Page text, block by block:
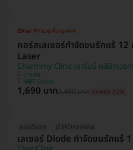
คอร์สเลเซอร์กำจัดขนรักแร้ 12
Laser
Charmmy Clinic (ชาร์มมี่ คลินิกเวชก
บางเขน
MRT มัยลาภ
1,690 บาท2,490 บาท ประหยัด 32%
ขายดีมาก มี HDreview
เลเซอร์ Diode กำจัดขนรักแร้